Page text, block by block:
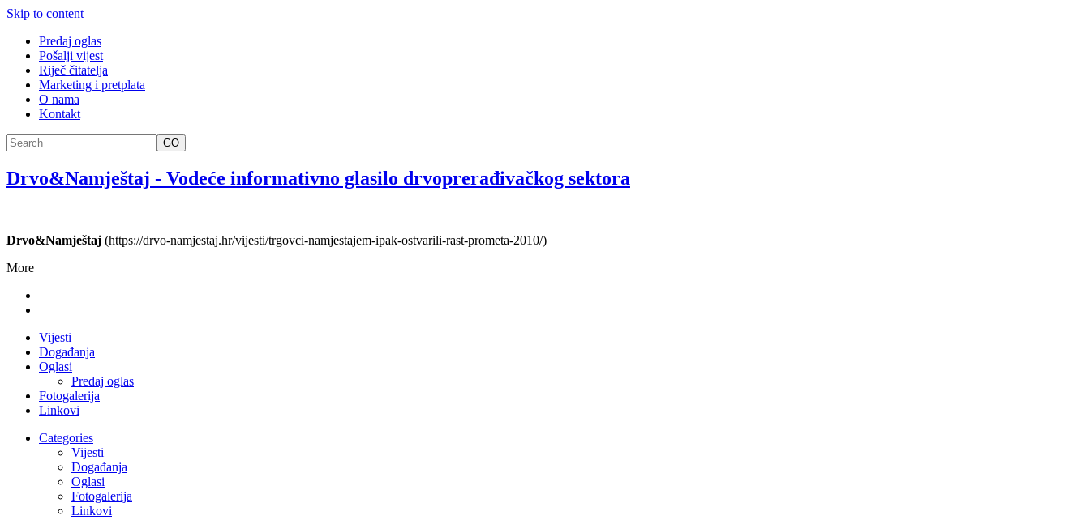
Skip to content
Predaj oglas
Pošalji vijest
Riječ čitatelja
Marketing i pretplata
O nama
Kontakt
GO
Drvo&Namještaj - Vodeće informativno glasilo drvoprerađivačkog sektora
Drvo&Namještaj (https://drvo-namjestaj.hr/vijesti/trgovci-namjestajem-ipak-ostvarili-rast-prometa-2010/)
More
Vijesti
Događanja
Oglasi
Predaj oglas
Fotogalerija
Linkovi
Categories
Vijesti
Događanja
Oglasi
Fotogalerija
Linkovi